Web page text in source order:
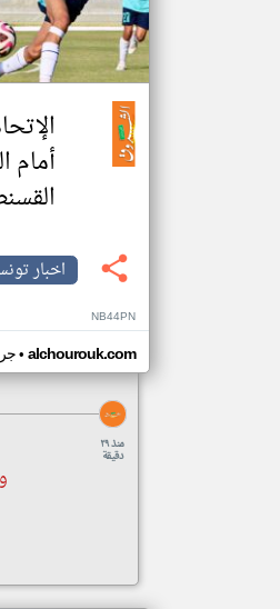
أمام
اخبار
NB44PN
• alchourouk.com
منذ ٢٩
دقيقة